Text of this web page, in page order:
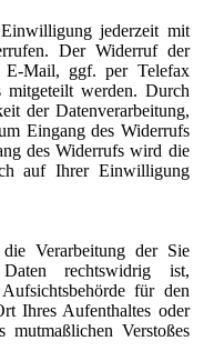
jederzeit mit
Der Widerruf der
E-Mail, ggf. per Telefax
mitgeteilt werden. Durch
der Datenverarbeitung,
Eingang des Widerrufs
des Widerrufs wird die
auf Ihrer Einwilligung
Verarbeitung der Sie
Daten rechtswidrig ist,
für den
Ihres Aufenthaltes oder
Verstoßes